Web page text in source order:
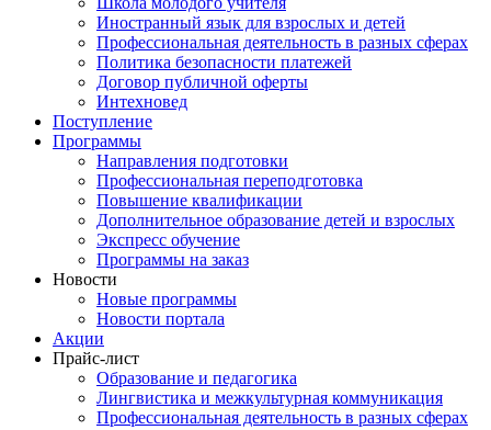
Иностранный язык для взрослых и детей
Профессиональная деятельность в разных сферах
Политика безопасности платежей
Договор публичной оферты
Интехновед
Поступление
Программы
Направления подготовки
Профессиональная переподготовка
Повышение квалификации
Дополнительное образование детей и взрослых
Экспресс обучение
Программы на заказ
Новости
Новые программы
Новости портала
Акции
Прайс-лист
Образование и педагогика
Лингвистика и межкультурная коммуникация
Профессиональная деятельность в разных сферах